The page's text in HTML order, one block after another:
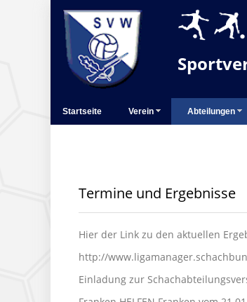
Startseite Verein Abteilungen
Termine und Ergebnisse
Hier der Link zu den aktuellen
http://
Einladung zur